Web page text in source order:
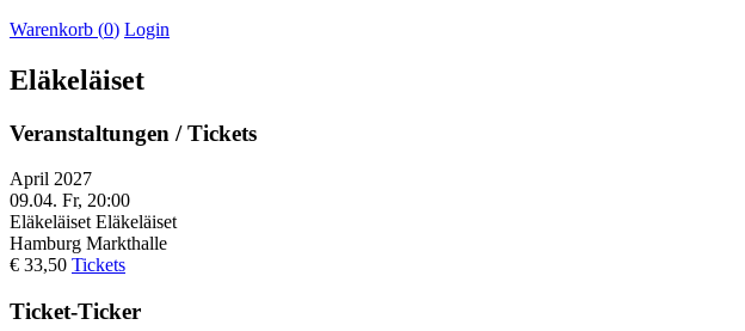
Warenkorb (0) Login
Eläkeläiset
Veranstaltungen / Tickets
April 2027
09.04. Fr, 20:00
Eläkeläiset Eläkeläiset
Hamburg Markthalle
€ 33,50 Tickets
Ticket-Ticker